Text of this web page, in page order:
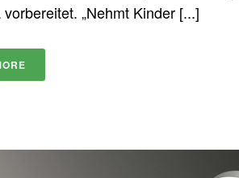
„Nehmt Kinder [...]